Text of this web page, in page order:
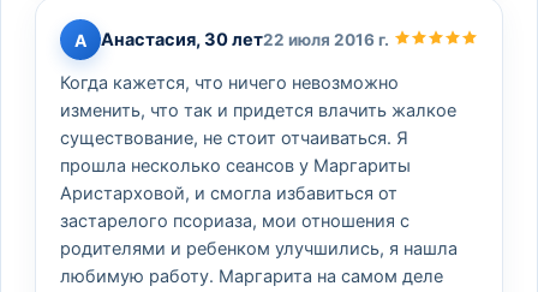
А Анастасия, 30 лет22 июля 2016 г.
Когда кажется, что ничего невозможно
изменить, что так и придется влачить жалкое
существование, не стоит отчаиваться. Я
прошла несколько сеансов у Маргариты
Аристарховой, и смогла избавиться от
застарелого псориаза, мои отношения с
родителями и ребенком улучшились, я нашла
любимую работу. Маргарита на самом деле